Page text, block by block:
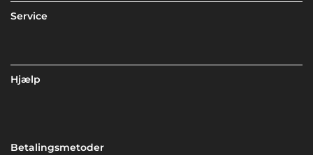
Service
Hjælp
Betalingsmetoder